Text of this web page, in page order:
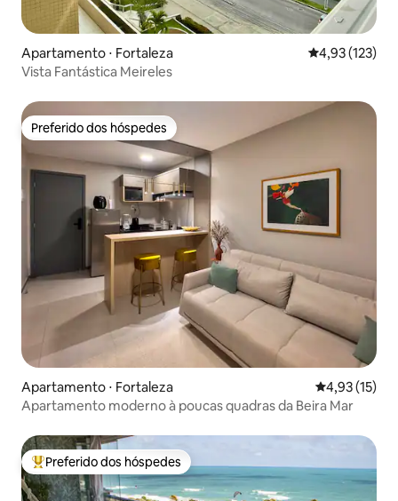
Apartamento ⋅ Fortaleza 4,93 de uma
4,93 (123)
Vista Fantástica Meireles
Preferido dos hóspedes
Preferido dos hóspedes
Apartamento ⋅ Fortaleza 4,93 de uma
4,93 (15)
Apartamento moderno à poucas quadras da Beira Mar
Entre os melhores preferidos dos hóspedes
Preferido dos hóspedes